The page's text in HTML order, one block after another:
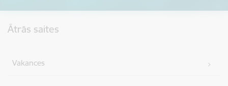
Ātrās saites
Vakances